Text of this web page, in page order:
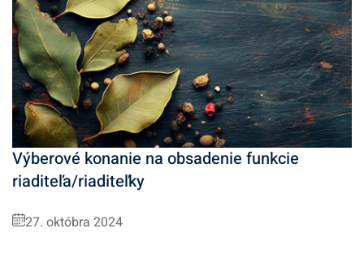
Výberové konanie na obsadenie funkcie
riaditeľa/riaditeľky
27. októbra 2024